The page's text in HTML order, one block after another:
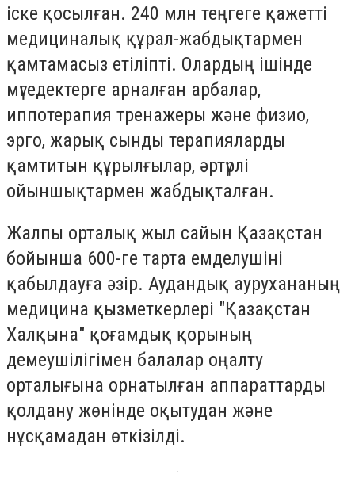
іске қосылған. 240 млн теңгеге қажетті
медициналық құрал-жабдықтармен
қамтамасыз етіліпті. Олардың ішінде
мүгедектерге арналған арбалар,
иппотерапия тренажеры және физио,
эрго, жарық сынды терапияларды
қамтитын құрылғылар, әртүрлі
ойыншықтармен жабдықталған.
Жалпы орталық жыл сайын Қазақстан
бойынша 600-ге тарта емделушіні
қабылдауға әзір. Аудандық аурухананың
медицина қызметкерлері "Қазақстан
Халқына" қоғамдық қорының
демеушілігімен балалар оңалту
орталығына орнатылған аппараттарды
қолдану жөнінде оқытудан және
нұсқамадан өткізілді.